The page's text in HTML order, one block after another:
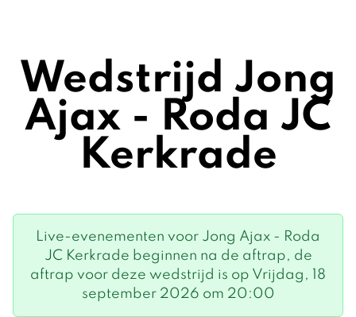
Wedstrijd Jong
Ajax - Roda JC
Kerkrade
Live-evenementen voor Jong Ajax - Roda
JC Kerkrade beginnen na de aftrap, de
aftrap voor deze wedstrijd is op Vrijdag, 18
september 2026 om 20:00